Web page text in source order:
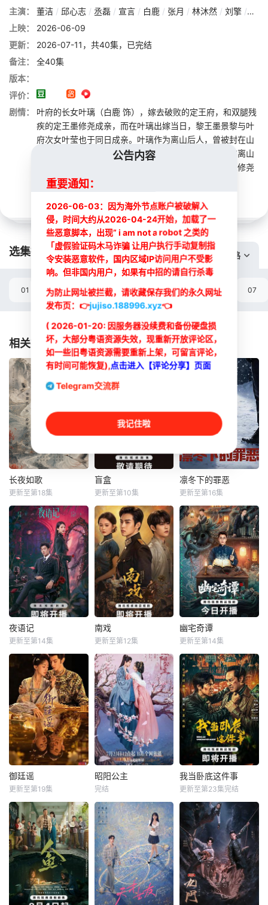
主演：
董洁 / 邱心志 / 丞磊 / 宣言 / 白鹿 / 张月 / 林沐然 / 刘擎 / 蔡
上映：
2026-06-09
更新：
2026-07-11，共40集，已完结
备注：
全40集
版本：
评价：
剧情：
叶府的长女叶璃（白鹿 饰），嫁去破败的定王府，和双腿残
疾的定王墨修尧成亲，而在叶璃出嫁当日，黎王墨景黎与叶
府次女叶莹也于同日成亲。叶璃作为离山后人，曾被封在山
中八年，婚后她表面无事，实则暗中谋划，将当年加害离山
的官员一一除去。在此过程中遭到了同为复仇的定王墨修尧
的怀疑，两人各自发力，在表面平静的湖水...
选集播放: 切换线路
01 02 03 04 05 06 07
相关推荐
长夜如歌
俐乐
讲述了黎安城大郡
主棠溪槿与烈云峥
之间曲折动人的情
感，以及他们在复
杂局势中坚守初
心、勇敢面对困难
的爱情故事。通过
剧中主人公在成长
的道路上，经历复
杂的人物关系和情
如何捉弄，真正
长夜如歌
更新至第18集
盲盒
五个相互独立，又
彼此呼应的故事
——用一场精心策
划的“夏令营”完成
复仇的受害者；临
终前与遗憾和解的
“无用之人”；共享
同一具躯体的人格
“刮刮乐”；病床前
不离不弃的“紧急联
络人”；产后抑郁中
盲盒
更新至第10集
凛冬下的罪恶
吴昊宸
本剧讲述了90年代
末，怒河市刑侦支
队在无普及监控、
无DNA鉴定技术的
支持下，通过摸
排、勘查等传统刑
侦手段，接连破获
数起重案要案的艰
难过程。案件设计
采用 “积案牵现案”
年代质感为基调
凛冬下的罪恶
更新至第16集
夜语记
李汶翰
2025年7月网络剧
备案 当代 都市
海南越酷文化传媒
有限公司
夜语记
更新至第14集
南戏
军阀混战的民国奉
城，玉佛头离奇失
窃，戏班主横尸戏
台，将冷血少帅许
又安与昆曲名伶荣
筱楠推向不死不休
的对立绝境。而他
们不知，对方正是
自己苦寻多年的患
难“兄弟”。富商之
女江春儿，本与许
钟情于
南戏
更新至第12集
幽宅奇谭
肖东昊
民国时期，江淮与
迅哥组成说书班
子，偶遇“白天人住
屋，晚上鬼占房”的
阴阳宅，江淮被掳
走配“阴婚”。他与
女探长穆英搭档，
侦破阎王娶亲、五
鬼运财、木偶杀
人、花妖勾魂、吊
的凶宅奇案。
幽宅奇谭
更新至第14集
御廷谣
梁永棋
改编自行烟烟的同
名小说。孟廷辉，
大平王朝有史以来
个以女子进士科三
元及第入翰林院的
奇女子。十年前的
她被他从死人堆里
御廷谣
更新至第19集
昭阳公主
李宏毅
改编自青帷在晋江
文学城的小说《平
阳公主》。
昭阳公主
完结
我当卧底这件事
高梓添
程序员李文刻意接
近顾婷，利用顾炎
女儿奴的属性，请
求老炮儿顾炎带自
己用程序员身份卧
底电诈集团以求查
出未婚妻离奇死亡
我当卧底这件事
更新至第23集完结
公告内容
重要通知：
2026-06-03：因为海外节点账户被破解入
侵，时间大约从2026-04-24开始，加载了一
些恶意脚本，出现” i am not a robot 之类的
「虚假验证码木马诈骗 让用户执行手动复制指
令安装恶意软件，国内区域IP访问用户不受影
响。但非国内用户，如果有中招的请自行杀毒
为防止网址被拦截，请收藏保存我们的永久网址
发布页： 👉jujiso.188996.xyz👈
( 2026-01-20: 因服务器没续费和备份硬盘损
坏，大部分粤语资源失效，现重新开放评论区，
如一些旧粤语资源需要重新上架，可留言评论，
有时间可能恢复),点击进入【评论分享】页面
Telegram交流群
我记住啦